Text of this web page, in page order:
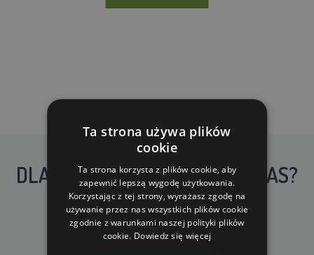
DLACZEGO WARTO KUPIĆ U NAS?
Ta strona używa plików
cookie
Ta strona korzysta z plików cookie, aby
zapewnić lepszą wygodę użytkowania.
Korzystając z tej strony, wyrażasz zgodę na
używanie przez nas wszystkich plików cookie
zgodnie z warunkami naszej polityki plików
cookie. Dowiedz się więcej